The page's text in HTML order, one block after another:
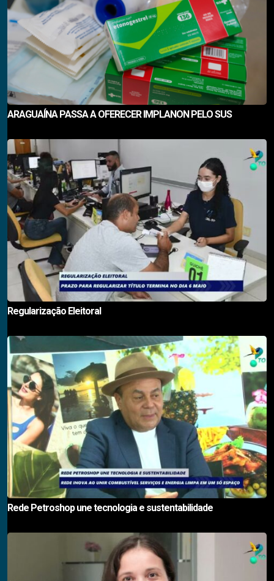
ARAGUAÍNA PASSA A OFERECER IMPLANON PELO SUS
Regularização Eleitoral
Rede Petroshop une tecnologia e sustentabilidade